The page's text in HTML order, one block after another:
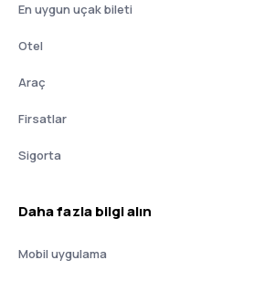
En uygun uçak bileti
Otel
Araç
Firsatlar
Sigorta
Daha fazla bilgi alın
Mobil uygulama